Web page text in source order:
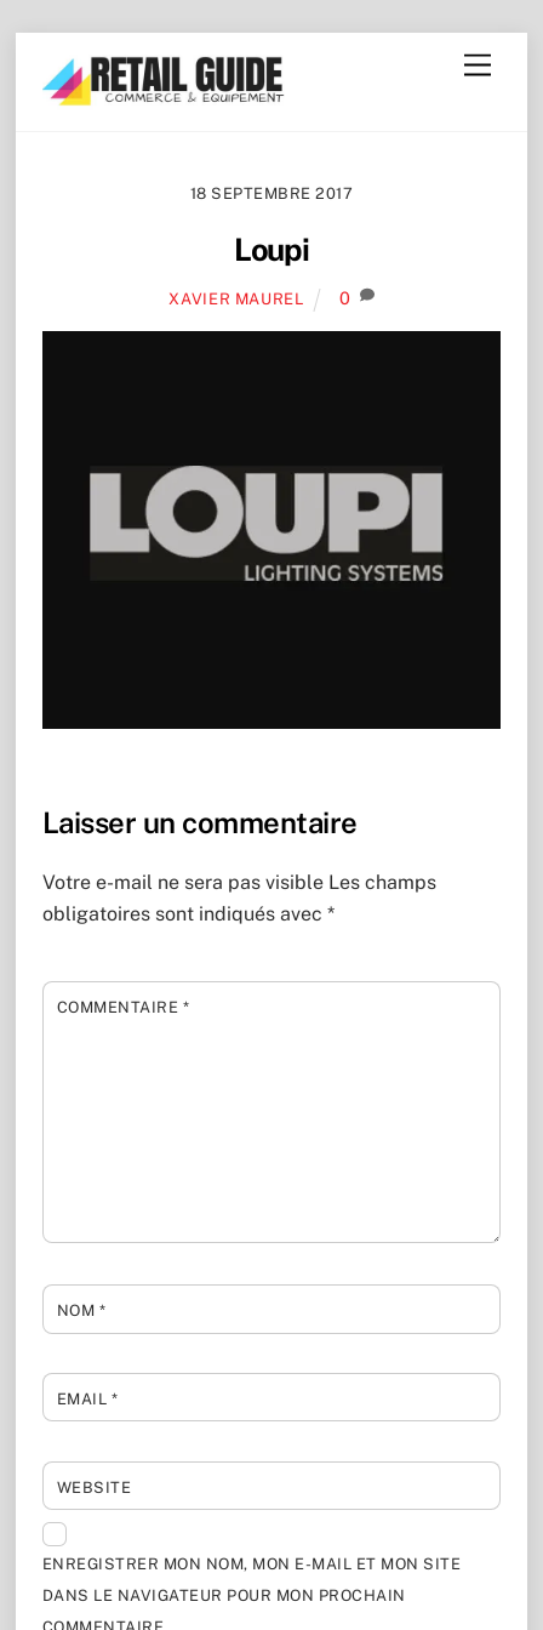
content
Menu
18 SEPTEMBRE 2017
Loupi
XAVIER MAUREL 0
Laisser un commentaire
Votre e-mail ne sera pas visible Les champs
obligatoires sont indiqués avec *
COMMENTAIRE *
NOM *
EMAIL *
WEBSITE
ENREGISTRER MON NOM, MON E-MAIL ET MON SITE
DANS LE NAVIGATEUR POUR MON PROCHAIN